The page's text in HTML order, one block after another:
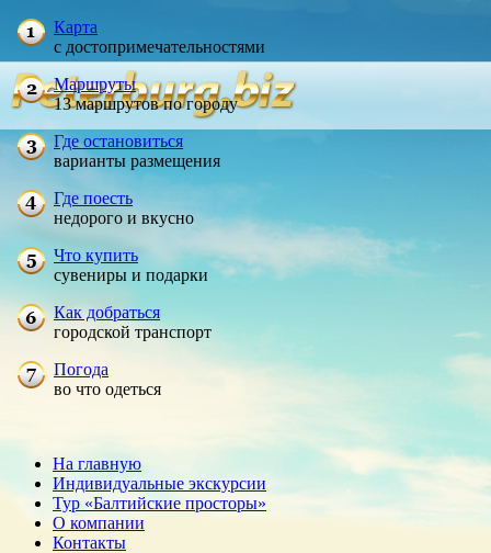
Карта
с достопримечательностями
Маршруты
13 маршрутов по городу
Где остановиться
варианты размещения
Где поесть
недорого и вкусно
Что купить
сувениры и подарки
Как добраться
городской транспорт
Погода
во что одеться
На главную
Индивидуальные экскурсии
Тур «Балтийские просторы»
О компании
Контакты